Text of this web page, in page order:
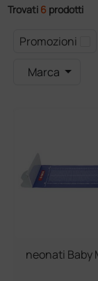
Trovati 6 prodotti
Promozioni
Marca
neonati Baby